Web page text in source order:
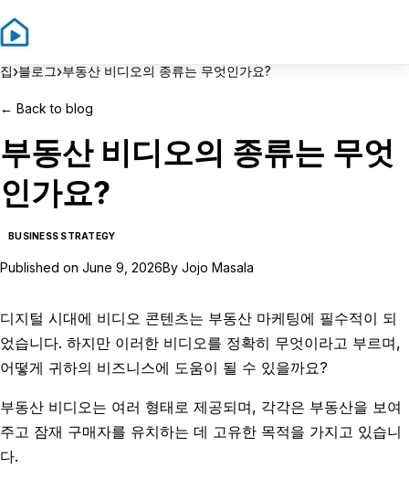
집›블로그›부동산 비디오의 종류는 무엇인가요?
← Back to blog
부동산 비디오의 종류는 무엇
인가요?
BUSINESS STRATEGY
Published on June 9, 2026By Jojo Masala
디지털 시대에 비디오 콘텐츠는 부동산 마케팅에 필수적이 되
었습니다. 하지만 이러한 비디오를 정확히 무엇이라고 부르며,
어떻게 귀하의 비즈니스에 도움이 될 수 있을까요?
부동산 비디오는 여러 형태로 제공되며, 각각은 부동산을 보여
주고 잠재 구매자를 유치하는 데 고유한 목적을 가지고 있습니
다.